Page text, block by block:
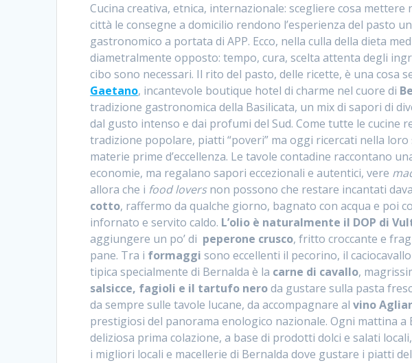
Cucina creativa, etnica, internazionale: scegliere cosa
città le consegne a domicilio rendono l’esperienza del pasto
gastronomico a portata di APP. Ecco, nella culla della dieta
diametralmente opposto: tempo, cura, scelta attenta degli
cibo sono necessari. Il rito del pasto, delle ricette, è una cosa
Gaetano, incantevole boutique hotel di charme nel cuore di
tradizione gastronomica della Basilicata, un mix di sapori di
dal gusto intenso e dai profumi del Sud. Come tutte le cucine
tradizione popolare, piatti “poveri” ma oggi ricercati nella loro
materie prime d’eccellenza. Le tavole contadine raccontano
economie, ma regalano sapori eccezionali e autentici, vere
allora che i food loversnon possono che restare incantati
cotto, raffermo da qualche giorno, bagnato con acqua e poi
infornato e servito caldo. L’olio è naturalmente il DOP di
aggiungere un po’ di peperone crusco, fritto croccante e
pane. Tra i formaggi sono eccellenti il pecorino, il
tipica specialmente di Bernalda è la carne di cavallo,
salsicce, fagioli e il tartufo neroda gustare sulla pasta
da sempre sulle tavole lucane, da accompagnare alvino
prestigiosi del panorama enologico nazionale. Ogni mattina a
deliziosa prima colazione, a base di prodotti dolci e salati
i migliori locali e macellerie di Bernalda dove gustare i piatti